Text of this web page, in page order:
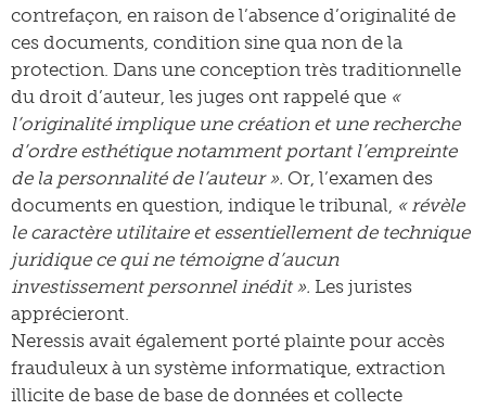
contrefaçon, en raison de l’absence d’originalité de
ces documents, condition sine qua non de la
protection. Dans une conception très traditionnelle
du droit d’auteur, les juges ont rappelé que «
l’originalité implique une création et une recherche
d’ordre esthétique notamment portant l’empreinte
de la personnalité de l’auteur ». Or, l’examen des
documents en question, indique le tribunal, « révèle
le caractère utilitaire et essentiellement de technique
juridique ce qui ne témoigne d’aucun
investissement personnel inédit ». Les juristes
apprécieront.
Neressis avait également porté plainte pour accès
frauduleux à un système informatique, extraction
illicite de base de base de données et collecte